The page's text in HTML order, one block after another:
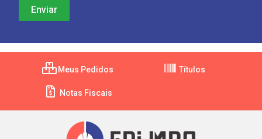
Meus Pedidos Títulos
Notas Fiscais